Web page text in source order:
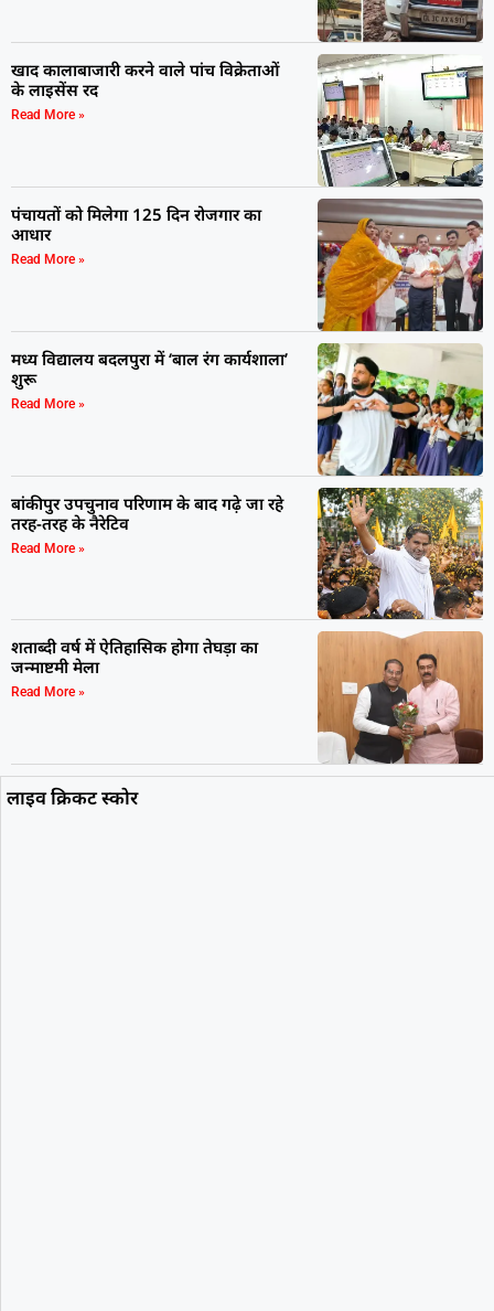
खाद कालाबाजारी करने वाले पांच विक्रेताओं
के लाइसेंस रद
Read More »
पंचायतों को मिलेगा 125 दिन रोजगार का
आधार
Read More »
मध्य विद्यालय बदलपुरा में ‘बाल रंग कार्यशाला’
शुरू
Read More »
बांकीपुर उपचुनाव परिणाम के बाद गढ़े जा रहे
तरह-तरह के नैरेटिव
Read More »
शताब्दी वर्ष में ऐतिहासिक होगा तेघड़ा का
जन्माष्टमी मेला
Read More »
लाइव क्रिकट स्कोर